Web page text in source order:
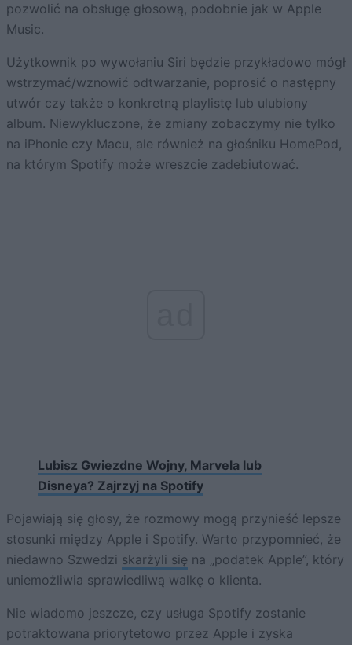
pozwolić na obsługę głosową, podobnie jak w Apple
Music.
Użytkownik po wywołaniu Siri będzie przykładowo mógł
wstrzymać/wznowić odtwarzanie, poprosić o następny
utwór czy także o konkretną playlistę lub ulubiony
album. Niewykluczone, że zmiany zobaczymy nie tylko
na iPhonie czy Macu, ale również na głośniku HomePod,
na którym Spotify może wreszcie zadebiutować.
Lubisz Gwiezdne Wojny, Marvela lub
Disneya? Zajrzyj na Spotify
Pojawiają się głosy, że rozmowy mogą przynieść lepsze
stosunki między Apple i Spotify. Warto przypomnieć, że
niedawno Szwedzi skarżyli się na „podatek Apple”, który
uniemożliwia sprawiedliwą walkę o klienta.
Nie wiadomo jeszcze, czy usługa Spotify zostanie
potraktowana priorytetowo przez Apple i zyska